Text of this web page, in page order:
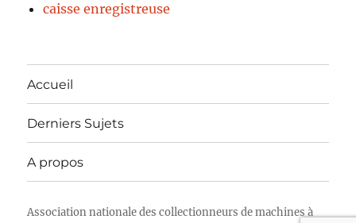
caisse enregistreuse
Accueil
Derniers Sujets
A propos
Association nationale des collectionneurs de machines à